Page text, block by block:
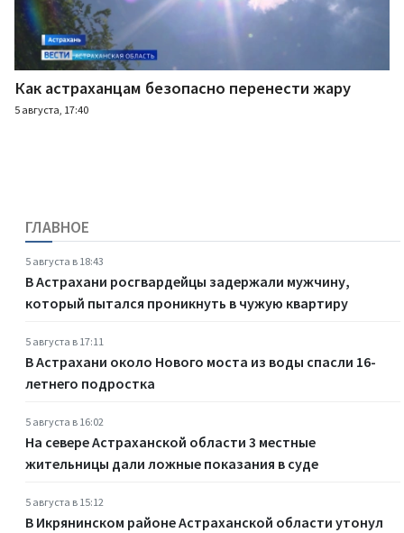
Как астраханцам безопасно перенести жару
5 августа, 17:40
ГЛАВНОЕ
5 августа в 18:43
В Астрахани росгвардейцы задержали мужчину,
который пытался проникнуть в чужую квартиру
5 августа в 17:11
В Астрахани около Нового моста из воды спасли 16-
летнего подростка
5 августа в 16:02
На севере Астраханской области 3 местные
жительницы дали ложные показания в суде
5 августа в 15:12
В Икрянинском районе Астраханской области утонул